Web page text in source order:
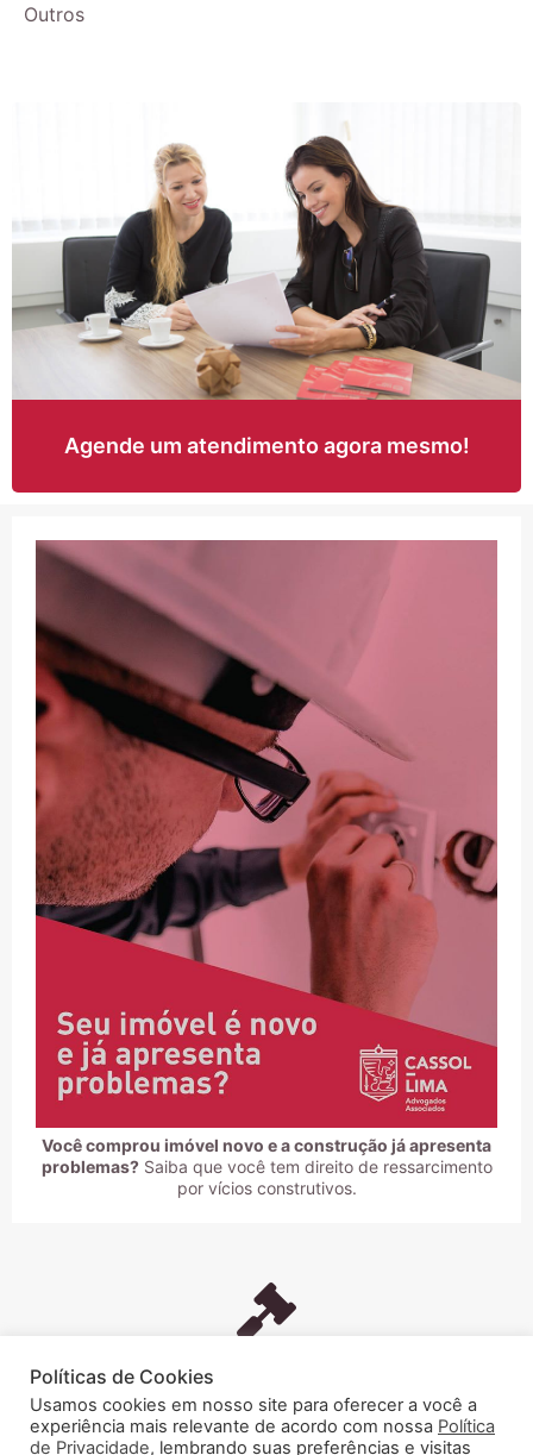
Outros
Agende um atendimento agora mesmo!
Você comprou imóvel novo e a construção já apresenta
problemas?Saiba que você tem direito de ressarcimento
por vícios construtivos.
Seus Direitos
Seja qual for o serviço prestado, trabalhamos
Políticas de Cookies
Usamos cookies em nosso site para oferecer a você a
experiência mais relevante de acordo com nossa Política
de Privacidade, lembrando suas preferências e visitas